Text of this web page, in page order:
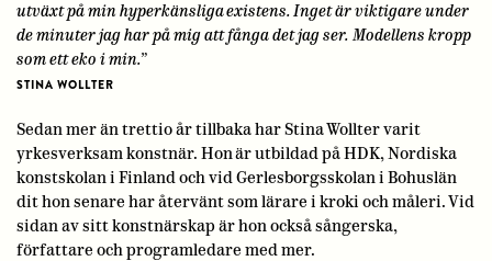
utväxt på min hyperkänsliga existens. Inget är viktigare under
de minuter jag har på mig att fånga det jag ser. Modellens kropp
som ett eko i min.”
STINA WOLLTER
Sedan mer än trettio år tillbaka har Stina Wollter varit
yrkesverksam konstnär. Hon är utbildad på HDK, Nordiska
konstskolan i Finland och vid Gerlesborgsskolan i Bohuslän
dit hon senare har återvänt som lärare i kroki och måleri. Vid
sidan av sitt konstnärskap är hon också sångerska,
författare och programledare med mer.